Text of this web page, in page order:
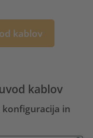
kablov
kablov
konfiguracija in